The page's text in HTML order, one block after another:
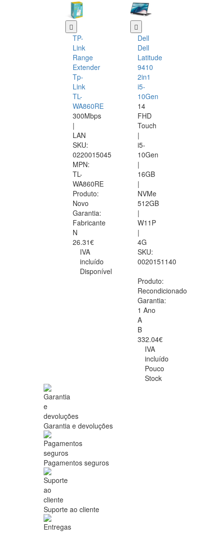
TP-
Link
Range
Extender
Tp-
Link
TL-
WA860RE
300Mbps
|
LAN
SKU:
0220015045
MPN:
TL-
WA860RE
Produto:
Novo
Garantia:
Fabricante
N
26.31€
IVA
incluído
Disponível
Dell
Dell
Latitude
9410
2in1
i5-
10Gen
14
FHD
Touch
|
i5-
10Gen
|
16GB
|
NVMe
512GB
|
W11P
|
4G
SKU:
0020151140
Produto:
Recondicionado
Garantia:
1 Ano
A
B
332.04€
IVA
incluído
Pouco
Stock
Garantia e devoluções
Pagamentos seguros
Suporte ao cliente